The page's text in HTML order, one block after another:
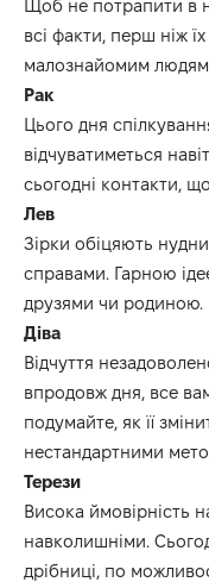
Щоб не потрапити в
всі факти, перш ніж
малознайомим
Рак
Цього дня
відчуватиметься
сьогодні контакти,
Лев
Зірки обіцяють
справами. Гарною
друзями чи родиною.
Діва
Відчуття
впродовж дня, все
подумайте, як її
нестандартними
Терези
Висока ймовірність
навколишніми.
дрібниці, по